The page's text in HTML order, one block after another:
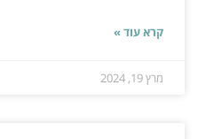
קרא עוד »
מרץ 19, 2024